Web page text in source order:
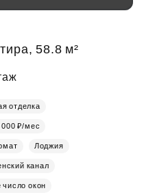
58.8 м²
отделка
000 ₽/мес
Лоджия
канал
окон